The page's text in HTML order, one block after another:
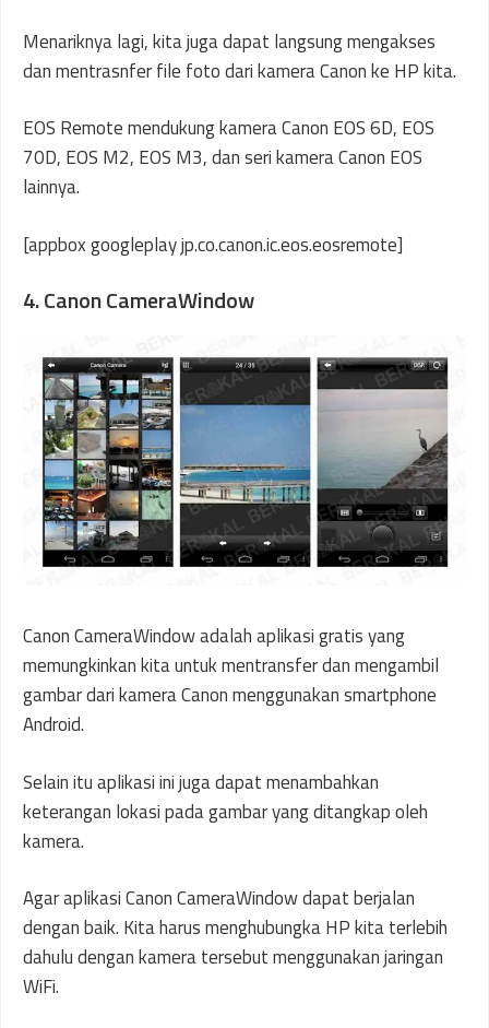
Menariknya lagi, kita juga dapat langsung mengakses
dan mentrasnfer file foto dari kamera Canon ke HP kita.
EOS Remote mendukung kamera Canon EOS 6D, EOS
70D, EOS M2, EOS M3, dan seri kamera Canon EOS
lainnya.
[appbox googleplay jp.co.canon.ic.eos.eosremote]
4. Canon CameraWindow
Canon CameraWindow adalah aplikasi gratis yang
memungkinkan kita untuk mentransfer dan mengambil
gambar dari kamera Canon menggunakan smartphone
Android.
Selain itu aplikasi ini juga dapat menambahkan
keterangan lokasi pada gambar yang ditangkap oleh
kamera.
Agar aplikasi Canon CameraWindow dapat berjalan
dengan baik. Kita harus menghubungka HP kita terlebih
dahulu dengan kamera tersebut menggunakan jaringan
WiFi.